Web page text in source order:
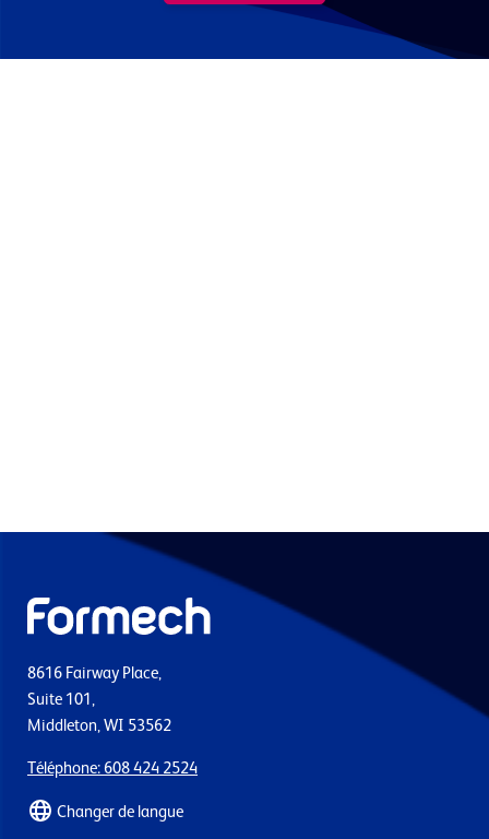
8616 Fairway Place,
Suite 101,
Middleton, WI 53562
Téléphone: 608 424 2524
Changer de langue